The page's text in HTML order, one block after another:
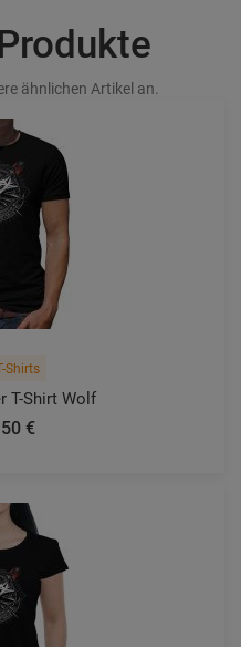
ähnlichen Artikel an.
Shirts
T-Shirt Wolf
€